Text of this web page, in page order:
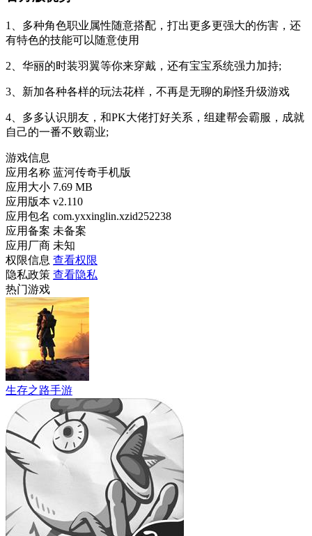
1、多种角色职业属性随意搭配，打出更多更强大的伤害，还
有特色的技能可以随意使用
2、华丽的时装羽翼等你来穿戴，还有宝宝系统强力加持;
3、新加各种各样的玩法花样，不再是无聊的刷怪升级游戏
4、多多认识朋友，和PK大佬打好关系，组建帮会霸服，成就
自己的一番不败霸业;
游戏信息
应用名称 蓝河传奇手机版
应用大小 7.69 MB
应用版本 v2.110
应用包名 com.yxxinglin.xzid252238
应用备案 未备案
应用厂商 未知
权限信息 查看权限
隐私政策 查看隐私
热门游戏
生存之路手游